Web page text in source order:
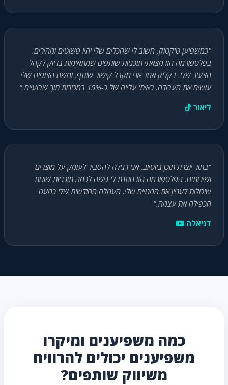
"כמשפיען טיקטוק, חשוב לי שהכלים שלי יהיו פשוטים ומהירים.
בפלטפורמה הזו מצאתי תוכניות שותפים שמתאימות בדיוק לקהל
הצעיר שלי. בקליק אחד אני מקבל קישור שותף, ומשם הצופים שלי
עושים את העבודה. ראיתי עלייה של כ-15% במכירות תוך שבועיים."
ליאור
"בתור יוצרת תוכן ביוטיוב, אני רגילה להסביר לעומק על מוצרים
ושירותים. הפלטפורמה הזו נותנת לי גישה לכמה תוכניות שונות
שיכולות לעניין את המנויים שלי. העמלה החודשית שלי כמעט
הכפילה את עצמה."
דניאלה
כמה משפיענים ומיקרו
משפיענים יכולים להרוויח
משיווק שותפים?